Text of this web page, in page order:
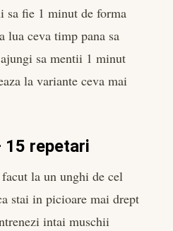
sa fie 1 minut de forma
lua ceva timp pana sa
sa mentii 1 minut
la variante ceva mai
15 repetari
la un unghi de cel
stai in picioare mai drept
intai muschii